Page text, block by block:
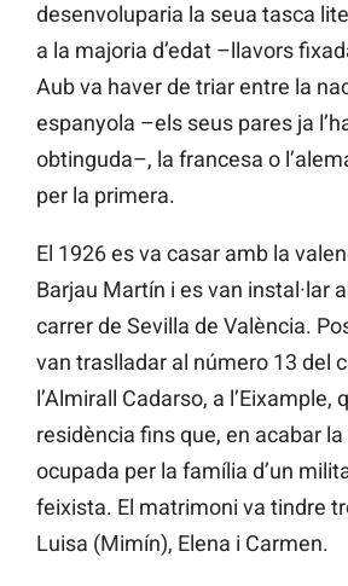
desenvoluparia la seua tasca
a la majoria d’edat –llavors
Aub va haver de triar entre la
espanyola –els seus pares ja
obtinguda–, la francesa o
per la primera.
El 1926 es va casar amb la
Barjau Martín i es van instal·lar
carrer de Sevilla de València.
van traslladar al número 13 del
l’Almirall Cadarso, a l’Eixample,
residència fins que, en acabar
ocupada per la família d’un
feixista. El matrimoni va tindre
Luisa (Mimín), Elena i Carmen.